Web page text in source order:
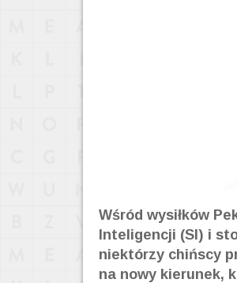
Wśród wysiłków
Inteligencji (SI) i
niektórzy chińscy
na nowy kierunek,